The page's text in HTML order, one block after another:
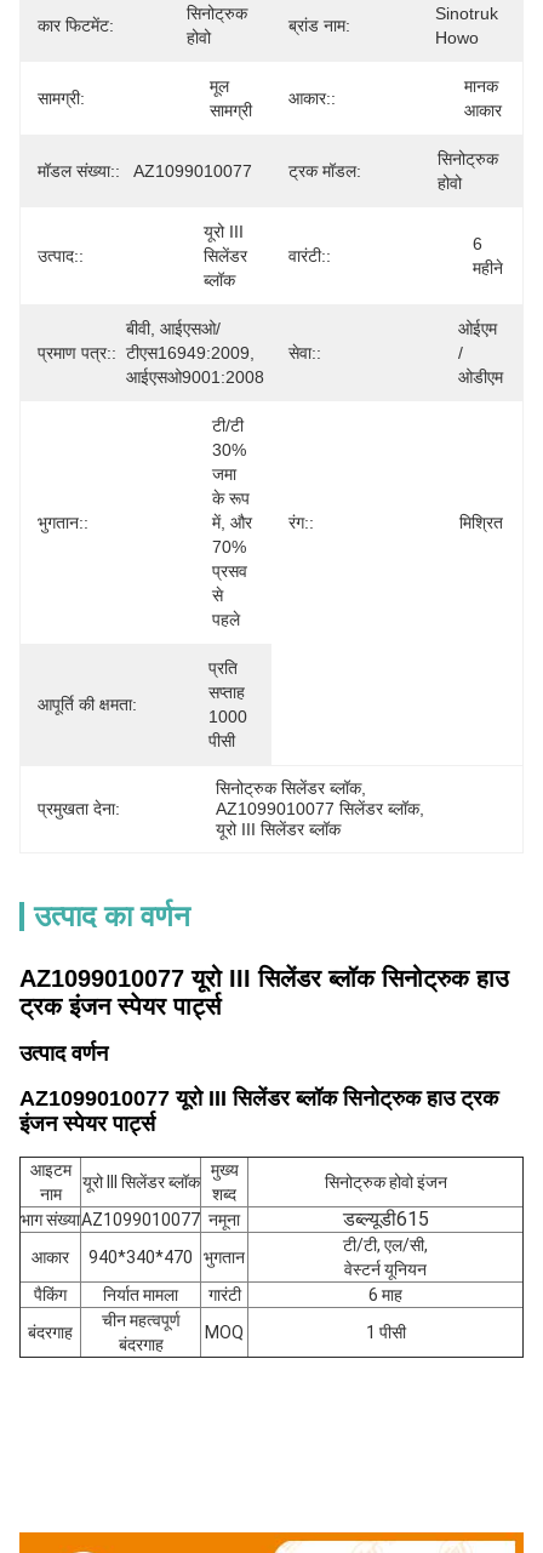
कार फिटमेंट:
सिनोट्रुक
होवो
ब्रांड नाम:
Sinotruk
Howo
सामग्री:
मूल
सामग्री
आकार::
मानक
आकार
मॉडल संख्या:: AZ1099010077 ट्रक मॉडल:
सिनोट्रुक
होवो
उत्पाद::
यूरो III
सिलेंडर
ब्लॉक
वारंटी::
6
महीने
प्रमाण पत्र::
बीवी, आईएसओ/
टीएस16949:2009,
आईएसओ9001:2008
सेवा::
ओईएम
/
ओडीएम
भुगतान::
टी/टी
30%
जमा
के रूप
में, और
70%
प्रसव
से
पहले
रंग:: मिश्रित
आपूर्ति की क्षमता:
प्रति
सप्ताह
1000
पीसी
प्रमुखता देना:
सिनोट्रुक सिलेंडर ब्लॉक,
AZ1099010077 सिलेंडर ब्लॉक,
यूरो III सिलेंडर ब्लॉक
उत्पाद का वर्णन
AZ1099010077 यूरो III सिलेंडर ब्लॉक सिनोट्रुक हाउ
ट्रक इंजन स्पेयर पार्ट्स
उत्पाद वर्णन
AZ1099010077 यूरो III सिलेंडर ब्लॉक सिनोट्रुक हाउ ट्रक
इंजन स्पेयर पार्ट्स
आइटम
नाम
यूरो III सिलेंडर ब्लॉक
मुख्य
शब्द
सिनोट्रुक होवो इंजन
भाग संख्याAZ1099010077 नमूना डब्ल्यूडी615
आकार 940*340*470 भुगतान
टी/टी, एल/सी,
वेस्टर्न यूनियन
पैकिंग
निर्यात मामला गारंटी
6 माह
बंदरगाह
चीन महत्वपूर्ण
बंदरगाह
MOQ 1 पीसी